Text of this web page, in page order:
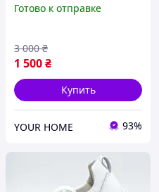
кроссовки, стильные
для девушек
Готово к отправке
1 500₴
3 000 ₴
Купить
YOUR HOME 93%